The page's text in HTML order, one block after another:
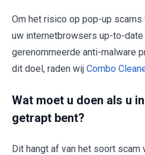
Om het risico op pop-up
uw internetbrowsers up-to-date
gerenommeerde anti-malware
dit doel, raden wij Combo
Wat moet u doen als u
getrapt bent?
Dit hangt af van het soort scam